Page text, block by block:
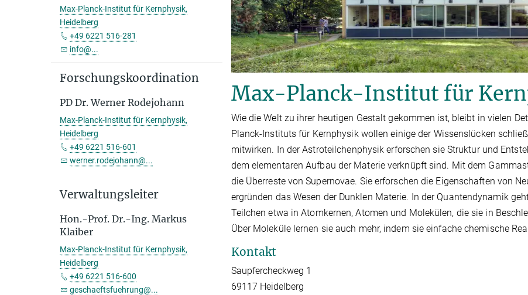
Max-Planck-Institut für
Wie die Welt zu ihrer heutigen Gestalt gekommen ist, bleibt in vielen
Planck-Instituts für Kernphysik wollen einige der Wissenslücken
mitwirken. In der Astroteilchenphysik erforschen sie Struktur und
dem elementaren Aufbau der Materie verknüpft sind. Mit dem
die Überreste von Supernovae. Sie erforschen die Eigenschaften von
ergründen das Wesen der Dunklen Materie. In der Quantendynamik
Teilchen etwa in Atomkernen, Atomen und Molekülen, die sie in
Über Moleküle lernen sie auch mehr, indem sie einfache chemische
Kontakt
Saupfercheckweg 1
69117 Heidelberg
Max-Planck-Institut für Kernphysik,
Heidelberg
+49 6221 516-281
info@...
Forschungskoordination
PD Dr. Werner Rodejohann
Max-Planck-Institut für Kernphysik,
Heidelberg
+49 6221 516-601
werner.rodejohann@...
Verwaltungsleiter
Hon.-Prof. Dr.-Ing. Markus
Klaiber
Max-Planck-Institut für Kernphysik,
Heidelberg
+49 6221 516-600
geschaeftsfuehrung@...